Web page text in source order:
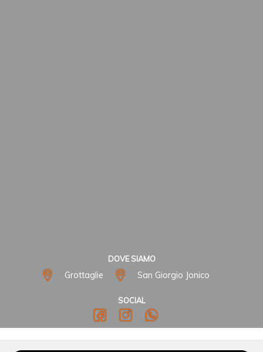
DOVE SIAMO
Grottaglie San Giorgio Jonico
SOCIAL